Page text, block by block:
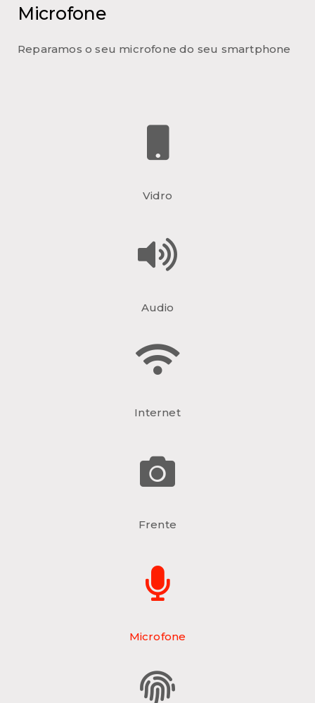
Microfone
Reparamos o seu microfone do seu smartphone
Vidro
Audio
Internet
Frente
Microfone